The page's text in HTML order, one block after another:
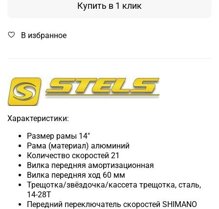
Купить в 1 клик
В избранное
Характеристики:
Размер рамы 14"
Рама (материал) алюминий
Количество скоростей 21
Вилка передняя амортизационная
Вилка передняя ход 60 мм
Трещотка/звёздочка/кассета трещотка, сталь,
14-28Т
Передний переключатель скоростей SHIMANO